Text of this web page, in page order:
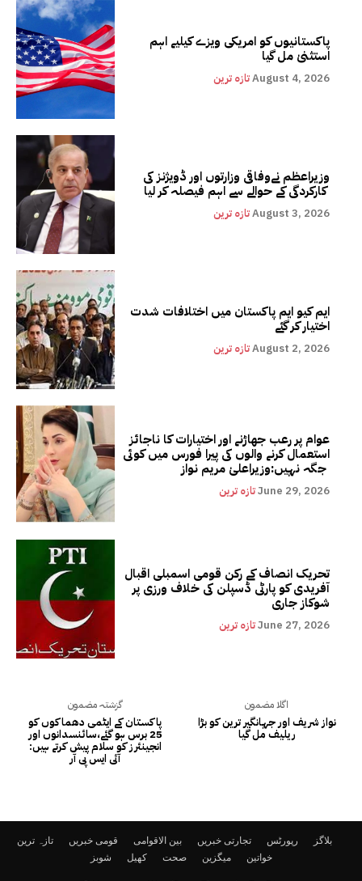
پاکستانیوں کو امریکی ویزے کیلیے اہم
استثنیٰ مل گیا
تازہ ترینAugust 4, 2026
وزیراعظم نےوفاقی وزارتوں اور ڈویژنز کی
کارکردگی کے حوالے سے اہم فیصلہ کر لیا
تازہ ترینAugust 3, 2026
ایم کیو ایم پاکستان میں اختلافات شدت
اختیار کر گئے
تازہ ترینAugust 2, 2026
عوام پر رعب جھاڑنے اور اختیارات کا ناجائز
استعمال کرنے والوں کی پیرا فورس میں کوئی
تازہ ترینJune 29, 2026
تحریک انصاف کے رکن قومی اسمبلی اقبال
آفریدی کو پارٹی ڈسپلن کی خلاف ورزی پر
شوکاز جاری
تازہ ترینJune 27, 2026
گزشتہ مضمون
پاکستان کے ایٹمی دھماکوں کو
25 برس ہو گئے،سائنسدانوں اور
انجینئرز کو سلام پیش کرتے ہیں:
آئی ایس پی آر
اگلا مضمون
نواز شریف اور جہانگیر ترین کو بڑا
ریلیف مل گیا
تازہ ترین قومی خبریں بین الاقوامی تجارتی خبریں رپورٹس
بلاگز
شوبز
کھیل صحت میگزین خواتین